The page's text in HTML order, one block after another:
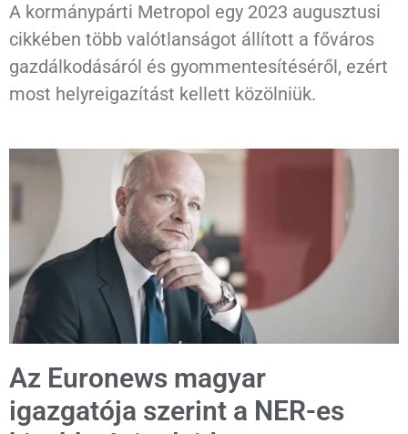
A kormánypárti Metropol egy 2023 augusztusi
cikkében több valótlanságot állított a főváros
gazdálkodásáról és gyommentesítéséről, ezért
most helyreigazítást kellett közölniük.
Az Euronews magyar
igazgatója szerint a NER-es